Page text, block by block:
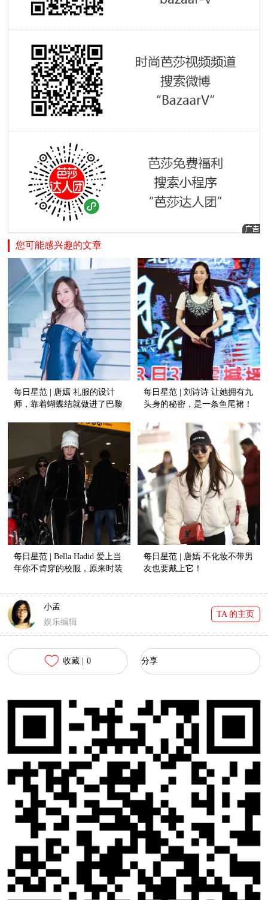
您可能感兴趣的文章
每日星范 | 唐嫣 礼服的设计
师，靠着蝴蝶结就做进了巴黎
每日星范 | 刘诗诗 让她拥有九
头身的秘密，是一条鱼尾裙！
每日星范 | Bella Hadid 爱上当
年你不肯穿的校服，原来时装
每日星范 | 唐嫣 不化妆不带男
友也要戴上它！
小孟
娱乐编辑
TA 的主页
收藏 | 0 分享